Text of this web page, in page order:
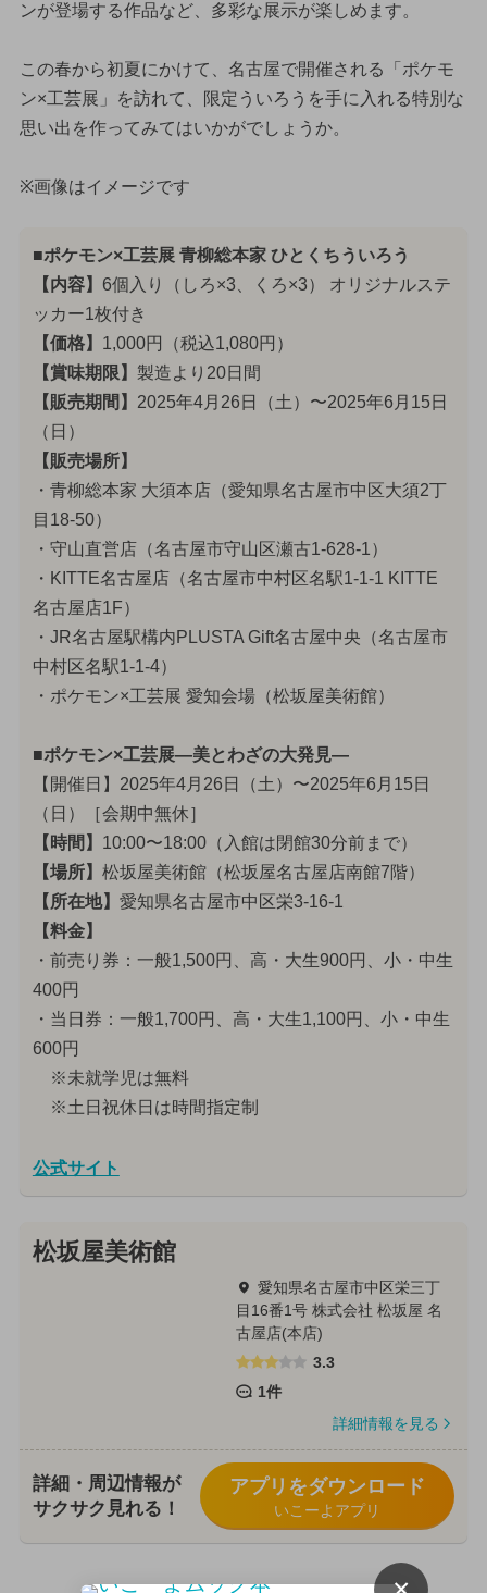
ンが登場する作品など、多彩な展示が楽しめます。
この春から初夏にかけて、名古屋で開催される「ポケモ
ン×工芸展」を訪れて、限定ういろうを手に入れる特別な
思い出を作ってみてはいかがでしょうか。
※画像はイメージです
■ポケモン×工芸展 青柳総本家 ひとくちういろう
【内容】 6個入り（しろ×3、くろ×3） オリジナルステ
ッカー1枚付き
【価格】 1,000円（税込1,080円）
【賞味期限】 製造より20日間
【販売期間】 2025年4月26日（土）〜2025年6月15日
（日）
【販売場所】
・青柳総本家 大須本店（愛知県名古屋市中区大須2丁
目18-50）
・守山直営店（名古屋市守山区瀬古1-628-1）
・KITTE名古屋店（名古屋市中村区名駅1-1-1 KITTE
名古屋店1F）
・JR名古屋駅構内PLUSTA Gift名古屋中央（名古屋市
中村区名駅1-1-4）
・ポケモン×工芸展 愛知会場（松坂屋美術館）
■ポケモン×工芸展—美とわざの大発見—
【開催日】2025年4月26日（土）〜2025年6月15日
（日）［会期中無休］
【時間】 10:00〜18:00（入館は閉館30分前まで）
【場所】 松坂屋美術館（松坂屋名古屋店南館7階）
【所在地】 愛知県名古屋市中区栄3-16-1
【料金】
・前売り券：一般1,500円、高・大生900円、小・中生
400円
・当日券：一般1,700円、高・大生1,100円、小・中生
600円
※未就学児は無料
※土日祝休日は時間指定制
公式サイト
松坂屋美術館
愛知県名古屋市中区栄三丁
目16番1号 株式会社 松坂屋 名
古屋店(本店)
3.3
1件
詳細情報を見る
詳細・周辺情報が
サクサク見れる！
アプリをダウンロード
いこーよアプリ